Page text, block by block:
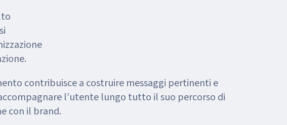
contribuisce a costruire messaggi pertinenti e
l’utente lungo tutto il suo percorso di
con il brand.